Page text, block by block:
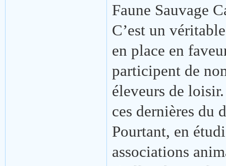
Faune Sauvage
C’est un
en place en
participent de
éleveurs de
ces dernières du
Pourtant, en
associations